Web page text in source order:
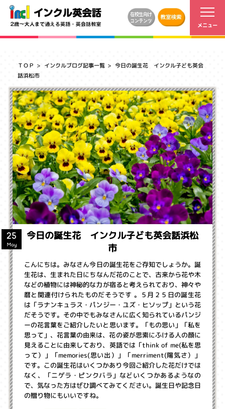
ＴＯＰ インクルブログ記事一覧 今日の誕生花 インクル子ども英会
話浜松市
今日の誕生花 インクル子ども英会話浜松
市
25
May
こんにちは。みなさん今日の誕生花をご存知でしょうか。誕
生花は、生まれた日にちなんだ花のことで、古来から花や木
などの植物には神秘的な力が宿ると考えられており、神々や
暦と関連付けられたものだそうです 。５月２５日の誕生花
は「ラナンキュラス・パンジー・ユズ・ヒソップ」という花
だそうです。その中でもみなさんに広く知られているパンジ
ーの花言葉をご紹介したいと思います。「もの思い」「私を
思って」、花言葉の由来は、花の姿が思索にふける人の顔に
見えることに由来しており、英語では「think of me(私を思
って）」「memories(思い出）」「merriment(陽気さ）」
です。この誕生花はいくつかあり今回ご紹介した花だけでは
なく、「ニゲラ・ピンクバラ」などいくつかあるようなの
で、気なった方はぜひ調べてみてください。誕生日や記念日
の贈り物にもいいですね。